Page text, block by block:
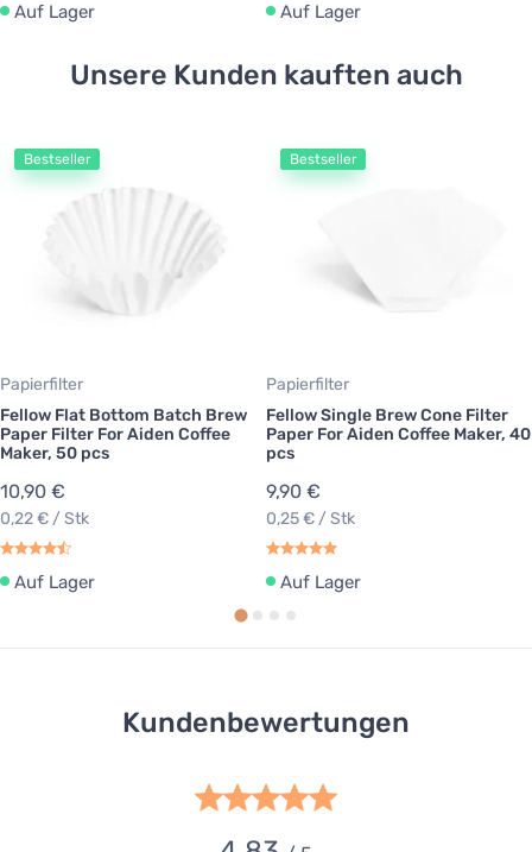
Auf Lager Auf Lager
Unsere Kunden kauften auch
Bestseller
Papierfilter
Fellow Flat Bottom Batch Brew
Paper Filter For Aiden Coffee
Maker, 50 pcs
10,90 €
0,22 € / Stk
Auf Lager
Bestseller
Papierfilter
Fellow Single Brew Cone Filter
Paper For Aiden Coffee Maker, 40
pcs
9,90 €
0,25 € / Stk
Auf Lager
Kundenbewertungen